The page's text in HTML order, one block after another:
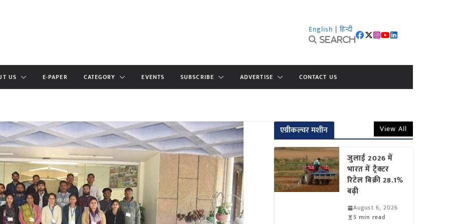
English | हिन्दी
Search
US E-PAPER CATEGORY EVENTS SUBSCRIBE ADVERTISE CONTACT US
एग्रीकल्चर मशीन View All
जुलाई 2026 में
भारत में ट्रैक्टर
रिटेल बिक्री 28.1%
बढ़ी
August 6, 2026
5 min read